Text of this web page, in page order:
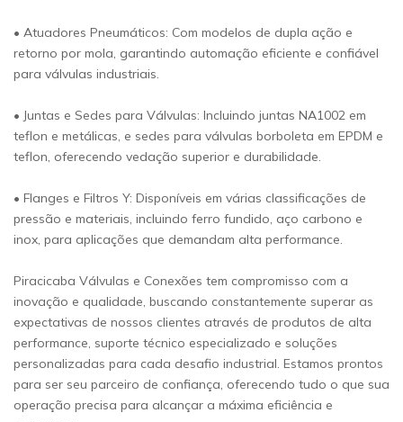
• Atuadores Pneumáticos: Com modelos de dupla ação e
retorno por mola, garantindo automação eficiente e confiável
para válvulas industriais.
• Juntas e Sedes para Válvulas: Incluindo juntas NA1002 em
teflon e metálicas, e sedes para válvulas borboleta em EPDM e
teflon, oferecendo vedação superior e durabilidade.
• Flanges e Filtros Y: Disponíveis em várias classificações de
pressão e materiais, incluindo ferro fundido, aço carbono e
inox, para aplicações que demandam alta performance.
Piracicaba Válvulas e Conexões tem compromisso com a
inovação e qualidade, buscando constantemente superar as
expectativas de nossos clientes através de produtos de alta
performance, suporte técnico especializado e soluções
personalizadas para cada desafio industrial. Estamos prontos
para ser seu parceiro de confiança, oferecendo tudo o que sua
operação precisa para alcançar a máxima eficiência e